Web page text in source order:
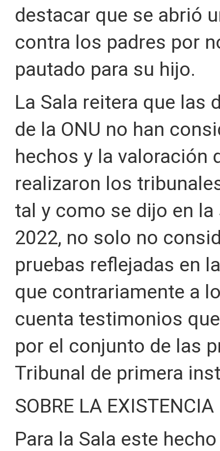
destacar que se abrió
contra los padres por
pautado para su hijo.
La Sala reitera que las
de la ONU no han
hechos y la valoración
realizaron los
tal y como se dijo en
2022, no solo no
pruebas reflejadas en
que contrariamente a
cuenta testimonios
por el conjunto de las
Tribunal de primera
SOBRE LA
Para la Sala este